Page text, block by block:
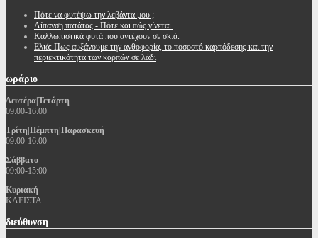
Πότε να φυτέψω την λεβάντα μου ;
Λίπανση πατάτας - Πότε και πώς γίνεται.
Καλλωπιστικά φυτά που αντέχουν σε σκιά.
Ελιά: Πως αυξάνουμε την ανθοφορία, το ποσοστό καρπόδεσης και την
περιεκτικότητα των καρπών σε λάδι
ωράριο
Δευτέρα|Τετάρτη
09:00-16:00
Τρίτη|Πέμπτη|Παρασκευή
09:00-16:00
Σάββατο
09:00-15:00
Κυριακή
ΚΛΕΙΣΤΑ
διεύθυνση